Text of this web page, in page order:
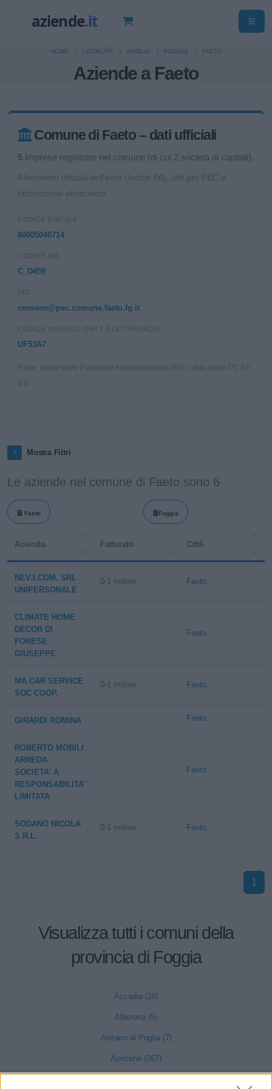
Aziende a Faeto
HOME LOCALITÀ PUGLIA FOGGIA FAETO
Comune di Faeto – dati ufficiali
5 imprese registrate nel comune (di cui 2 società di capitali).
Riferimenti ufficiali dell'ente (Indice PA), utili per PEC e
fatturazione elettronica.
CODICE FISCALE
80005040714
CODICE IPA
C_D459
PEC
comune@pec.comune.faeto.fg.it
CODICE UNIVOCO (FATT. ELETTRONICA)
UF53A7
Fonte: Indice delle Pubbliche Amministrazioni (IPA) – dati aperti CC BY
Mostra Filtri
Le aziende nel comune di Faeto sono 6
Faeto Foggia
Azienda Fatturato Città
NEV.I.COM. SRL
UNIPERSONALE
0-1 milioni Faeto
CLIMATE HOME
DECOR DI
FORESE
GIUSEPPE
Faeto
MA.CAR SERVICE
SOC COOP.
0-1 milioni Faeto
GIRARDI ROMINA Faeto
ROBERTO MOBILI
ARREDA
SOCIETA' A
RESPONSABILITA'
LIMITATA
Faeto
SODANO NICOLA
S.R.L.
0-1 milioni Faeto
1
Visualizza tutti i comuni della
provincia di Foggia
Accadia (28)
Alberona (5)
Anzano di Puglia (7)
Apricena (267)